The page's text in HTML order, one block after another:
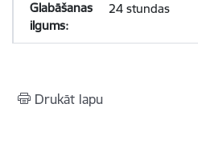
24 stundas
Drukāt lapu